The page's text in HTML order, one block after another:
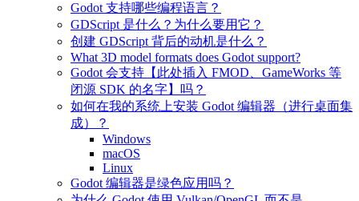
Godot 支持哪些编程语言？
GDScript 是什么？为什么要用它？
创建 GDScript 背后的动机是什么？
What 3D model formats does Godot support?
Godot 会支持【此处插入 FMOD、GameWorks 等
闭源 SDK 的名字】吗？
如何在我的系统上安装 Godot 编辑器（进行桌面集
成）？
Windows
macOS
Linux
Godot 编辑器是绿色应用吗？